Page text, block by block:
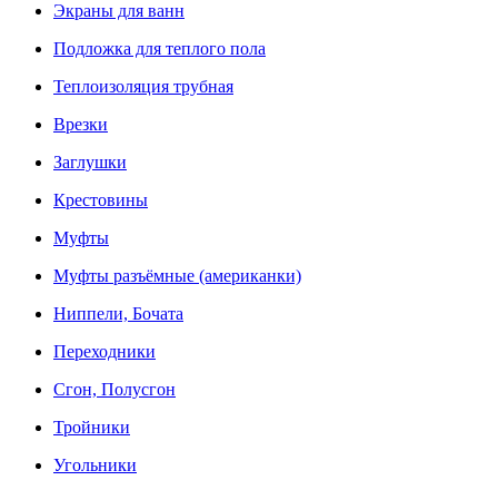
Экраны для ванн
Подложка для теплого пола
Теплоизоляция трубная
Врезки
Заглушки
Крестовины
Муфты
Муфты разъёмные (американки)
Ниппели, Бочата
Переходники
Сгон, Полусгон
Тройники
Угольники